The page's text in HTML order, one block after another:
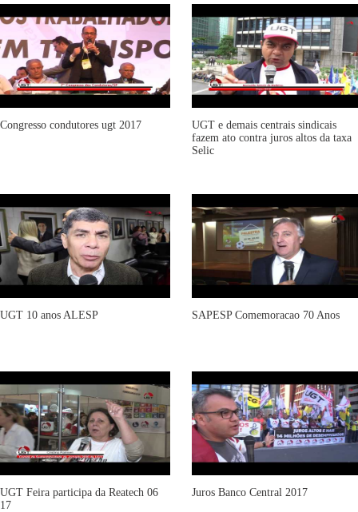
Congresso condutores ugt 2017
UGT e demais centrais sindicais
fazem ato contra juros altos da taxa
Selic
UGT 10 anos ALESP SAPESP Comemoracao 70 Anos
UGT Feira participa da Reatech 06
17
Juros Banco Central 2017